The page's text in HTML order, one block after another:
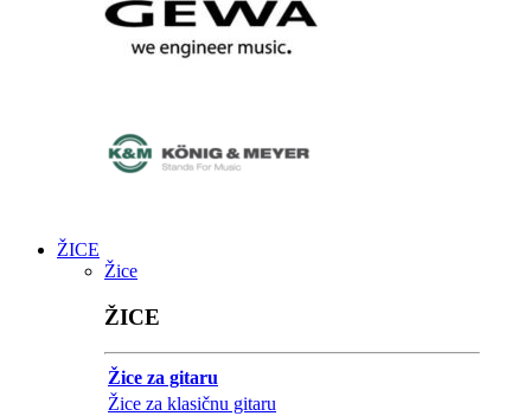
ŽICE
Žice
ŽICE
Žice za gitaru
Žice za klasičnu gitaru